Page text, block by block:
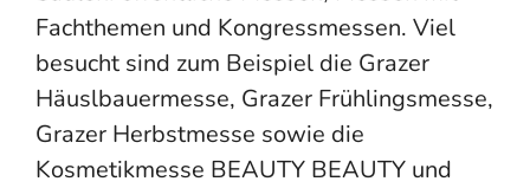
Fachthemen und Kongressmessen. Viel
besucht sind zum Beispiel die Grazer
Häuslbauermesse, Grazer Frühlingsmesse,
Grazer Herbstmesse sowie die
Kosmetikmesse BEAUTY BEAUTY und